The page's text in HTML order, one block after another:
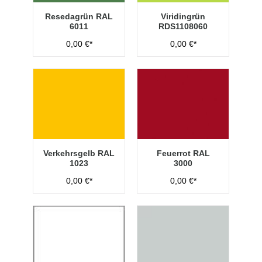
Resedagrün RAL
6011
0,00 €*
Viridingrün
RDS1108060
0,00 €*
Verkehrsgelb RAL
1023
0,00 €*
Feuerrot RAL
3000
0,00 €*